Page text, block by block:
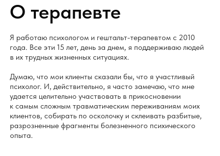
О терапевте
Я работаю психологом и гештальт-терапевтом с 2010
года. Все эти 15 лет, день за днем, я поддерживаю людей
в их трудных жизненных ситуациях.
Думаю, что мои клиенты сказали бы, что я участливый
психолог. И, действительно, я часто замечаю, что мне
удается целительно участвовать в прикосновении
к самым сложным травматическим переживаниям моих
клиентов, собирать по осколочку и склеивать разбитые,
разрозненные фрагменты болезненного психического
опыта.